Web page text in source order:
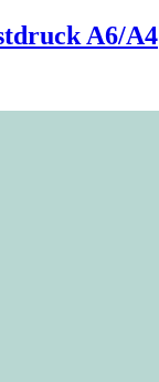
A6/A4